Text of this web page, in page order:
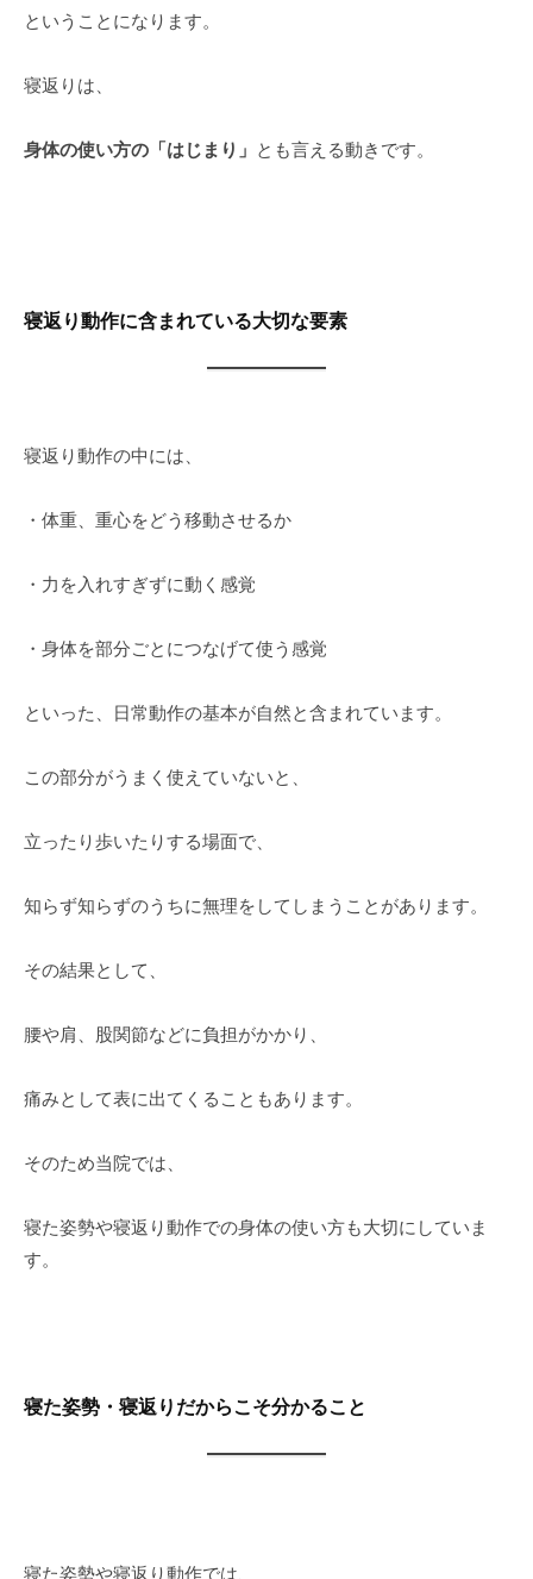
ということになります。
寝返りは、
身体の使い方の「はじまり」 とも言える動きです。
寝返り動作に含まれている大切な要素
寝返り動作の中には、
・体重、重心をどう移動させるか
・力を入れすぎずに動く感覚
・身体を部分ごとにつなげて使う感覚
といった、日常動作の基本が自然と含まれています。
この部分がうまく使えていないと、
立ったり歩いたりする場面で、
知らず知らずのうちに無理をしてしまうことがあります。
その結果として、
腰や肩、股関節などに負担がかかり、
痛みとして表に出てくることもあります。
そのため当院では、
寝た姿勢や寝返り動作での身体の使い方も大切にしていま
す。
寝た姿勢・寝返りだからこそ分かること
寝た姿勢や寝返り動作では、